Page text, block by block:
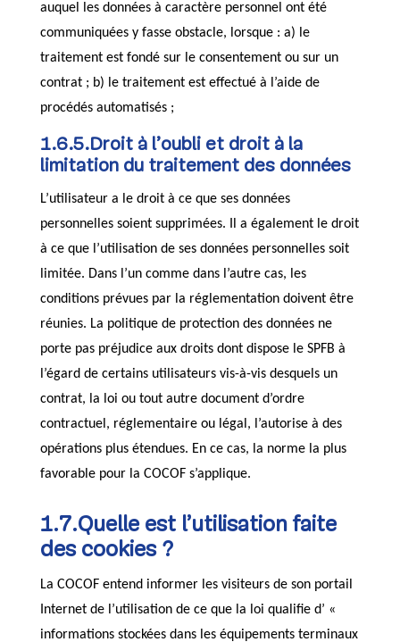
auquel les données à caractère personnel ont été
communiquées y fasse obstacle, lorsque : a) le
traitement est fondé sur le consentement ou sur un
contrat ; b) le traitement est effectué à l’aide de
procédés automatisés ;
1.6.5.Droit à l’oubli et droit à la
limitation du traitement des données
L’utilisateur a le droit à ce que ses données
personnelles soient supprimées. Il a également le droit
à ce que l’utilisation de ses données personnelles soit
limitée. Dans l’un comme dans l’autre cas, les
conditions prévues par la réglementation doivent être
réunies. La politique de protection des données ne
porte pas préjudice aux droits dont dispose le SPFB à
l’égard de certains utilisateurs vis-à-vis desquels un
contrat, la loi ou tout autre document d’ordre
contractuel, réglementaire ou légal, l’autorise à des
opérations plus étendues. En ce cas, la norme la plus
favorable pour la COCOF s’applique.
1.7.Quelle est l’utilisation faite
des cookies ?
La COCOF entend informer les visiteurs de son portail
Internet de l’utilisation de ce que la loi qualifie d’ «
informations stockées dans les équipements terminaux